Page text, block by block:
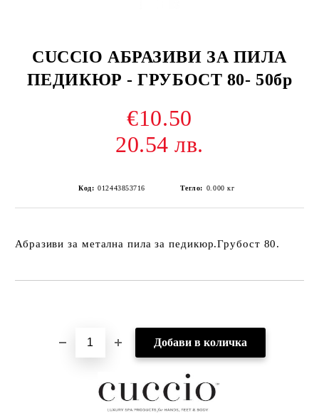
CUCCIO АБРАЗИВИ ЗА ПИЛА
ПЕДИКЮР - ГРУБОСТ 80- 50бр
€10.50
20.54 лв.
Код: 012443853716 Тегло: 0.000 кг
Абразиви за метална пила за педикюр.Грубост 80.